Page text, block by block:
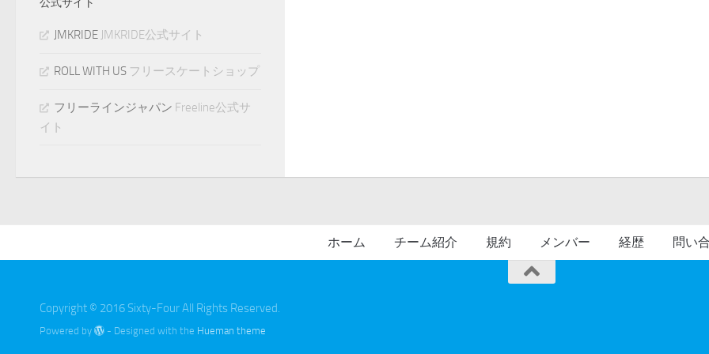
公式サイト
JMKRIDE JMKRIDE公式サイト
ROLL WITH US フリースケートショップ
フリーラインジャパン Freeline公式サ
イト
ホーム チーム紹介 規約 メンバー 経歴 問い
Copyright © 2016 Sixty-Four All Rights Reserved.
Powered by - Designed with the Hueman theme